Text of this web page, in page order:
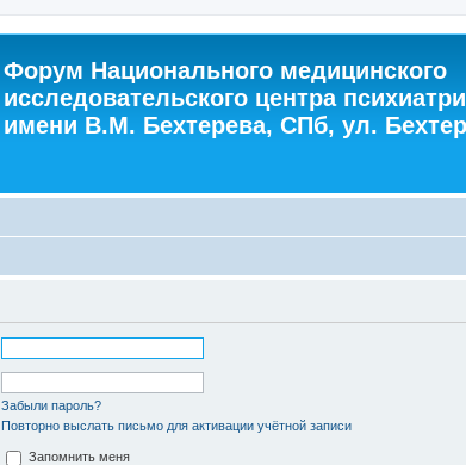
Форум Национального медицинского
исследовательского центра
имени В.М. Бехтерева, СПб, ул.
Забыли пароль?
Повторно выслать письмо для активации учётной записи
Запомнить меня